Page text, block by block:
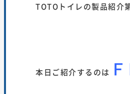
TOTOトイレの製品紹介
本日ご紹介するのは